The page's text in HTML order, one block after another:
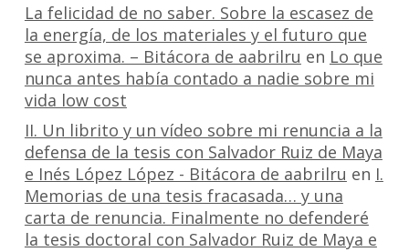
La felicidad de no saber. Sobre la escasez de
la energía, de los materiales y el futuro que
se aproxima. – Bitácora de aabrilru en Lo que
nunca antes había contado a nadie sobre mi
vida low cost
II. Un librito y un vídeo sobre mi renuncia a la
defensa de la tesis con Salvador Ruiz de Maya
e Inés López López - Bitácora de aabrilru en I.
Memorias de una tesis fracasada… y una
carta de renuncia. Finalmente no defenderé
la tesis doctoral con Salvador Ruiz de Maya e